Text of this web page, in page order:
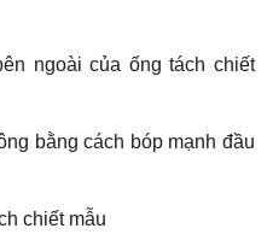
ngoài của ống tách chiết
bằng cách bóp mạnh đầu
chiết mẫu